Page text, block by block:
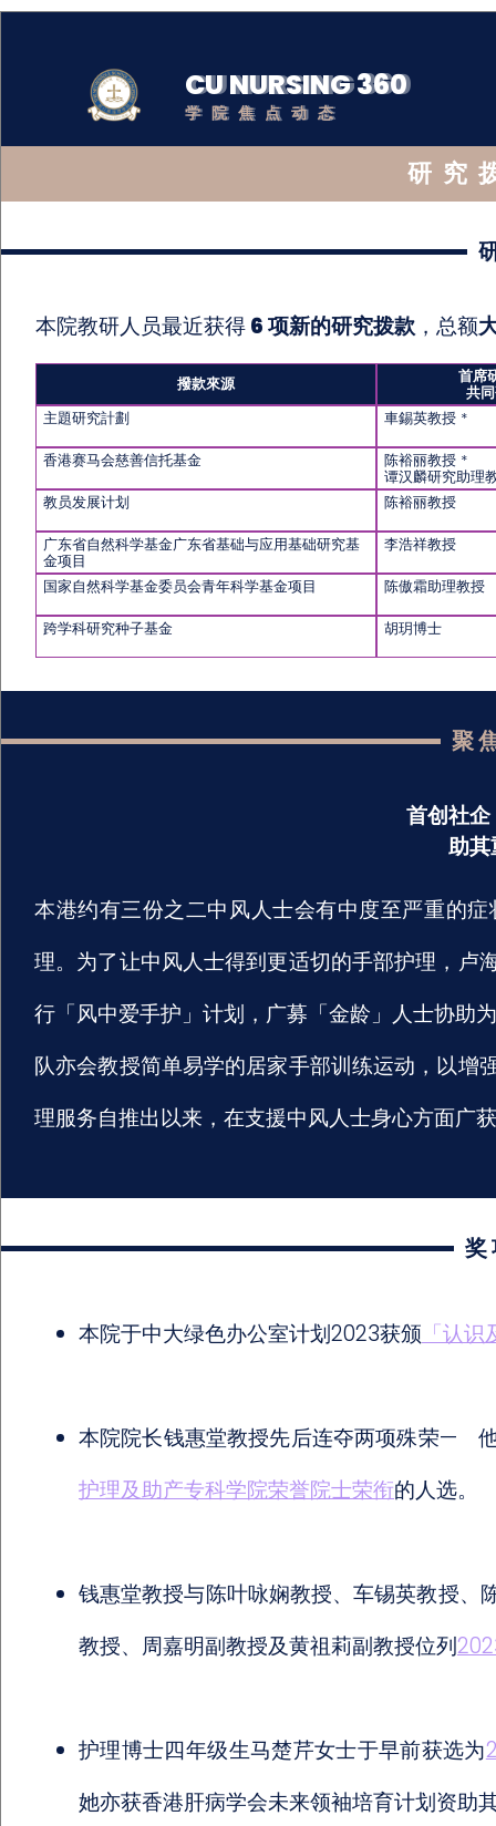
CU NURSING 360
学院焦点动态
研究
本院教研人员最近获得6 项新的研究拨款，总额
撥款來源
首席
共
主題研究計劃
車錫英教授 *
香港赛马会慈善信托基金
陈裕丽教授 *
谭汉麟研究助理
教员发展计划
陈裕丽教授
广东省自然科学基金广东省基础与应用基础研究基
金项目
李浩祥教授
国家自然科学基金委员会青年科学基金项目 陈傲霜助理教授
跨学科研究种子基金 胡玥博士
聚
首创社
助
本港约有三份之二中风人士会有中度至严重的
理。为了让中风人士得到更适切的手部护理，卢
行「风中爱手护」计划，广募「金龄」人士协助
队亦会教授简单易学的居家手部训练运动，以增
理服务自推出以来，在支援中风人士身心方面广
本院于中大绿色办公室计划2023获颁 「认
本院院长钱惠堂教授先后连夺两项殊荣—
护理及助产专科学院荣誉院士荣衔的人选。
钱惠堂教授与陈叶咏娴教授、车锡英教授、
教授、周嘉明副教授及黄祖莉副教授位列
护理博士四年级生马楚芹女士于早前获选为
她亦获香港肝病学会未来领袖培育计划资助